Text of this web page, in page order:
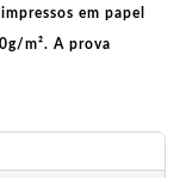
em papel
m². A prova